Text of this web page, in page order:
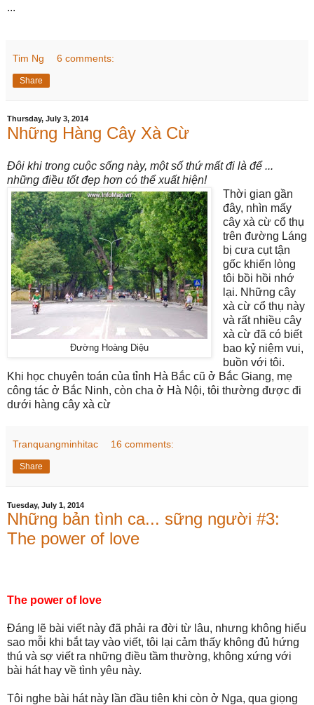
...
Tim Ng 6 comments:
Share
Thursday, July 3, 2014
Những Hàng Cây Xà Cừ
Đôi khi trong cuộc sống này, một số thứ mất đi là để ...
những điều tốt đẹp hơn có thể xuất hiện!
Đường Hoàng Diệu
Thời gian gần
đây, nhìn mấy
cây xà cừ cổ thụ
trên đường Láng
bị cưa cụt tận
gốc khiến lòng
tôi bồi hồi nhớ
lại. Những cây
xà cừ cổ thụ này
và rất nhiều cây
xà cừ đã có biết
bao kỷ niệm vui,
buồn với tôi.
Khi học chuyên toán của tỉnh Hà Bắc cũ ở Bắc Giang, mẹ
công tác ở Bắc Ninh, còn cha ở Hà Nội, tôi thường được đi
dưới hàng cây xà cừ
Tranquangminhitac 16 comments:
Share
Tuesday, July 1, 2014
Những bản tình ca... sững người #3:
The power of love
The power of love
Đáng lẽ bài viết này đã phải ra đời từ lâu, nhưng không hiểu
sao mỗi khi bắt tay vào viết, tôi lại cảm thấy không đủ hứng
thú và sợ viết ra những điều tầm thường, không xứng với
bài hát hay về tình yêu này.
Tôi nghe bài hát này lần đầu tiên khi còn ở Nga, qua giọng